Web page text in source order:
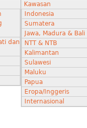
dan
Kawasan
Indonesia
Sumatera
Jawa, Madura & Bali
NTT & NTB
Kalimantan
Sulawesi
Maluku
Papua
Eropa/Inggeris
Internasional